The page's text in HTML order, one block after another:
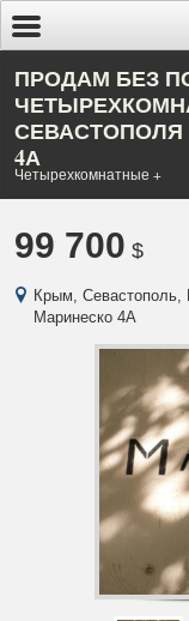
ПРОДАМ БЕЗ
4А
Четырехкомнатные +
99 700 $
Крым, Севастополь,
Маринеско 4А